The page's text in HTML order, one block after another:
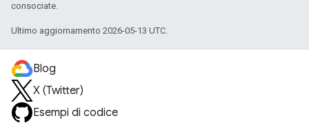
consociate.
Ultimo aggiornamento 2026-05-13 UTC.
Blog
X (Twitter)
Esempi di codice